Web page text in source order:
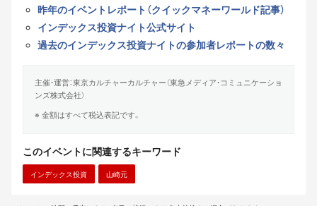
昨年のイベントレポート（クイックマネーワールド記事）
インデックス投資ナイト公式サイト
過去のインデックス投資ナイトの参加者レポートの数々
主催・運営：東京カルチャーカルチャー（東急メディア・コミュニケーショ
ンズ株式会社）
※ 金額はすべて税込表記です。
このイベントに関連するキーワード
インデックス投資 山崎元